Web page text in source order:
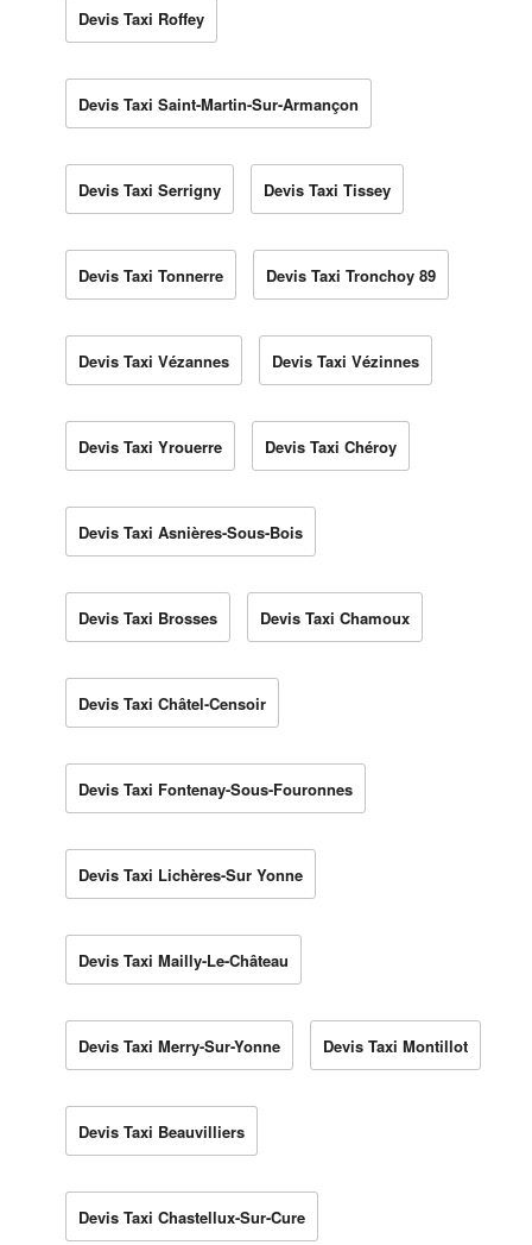
Devis Taxi Roffey
Devis Taxi Saint-Martin-Sur-Armançon
Devis Taxi Serrigny Devis Taxi Tissey
Devis Taxi Tonnerre Devis Taxi Tronchoy 89
Devis Taxi Vézannes Devis Taxi Vézinnes
Devis Taxi Yrouerre Devis Taxi Chéroy
Devis Taxi Asnières-Sous-Bois
Devis Taxi Brosses Devis Taxi Chamoux
Devis Taxi Châtel-Censoir
Devis Taxi Fontenay-Sous-Fouronnes
Devis Taxi Lichères-Sur Yonne
Devis Taxi Mailly-Le-Château
Devis Taxi Merry-Sur-Yonne Devis Taxi Montillot
Devis Taxi Beauvilliers
Devis Taxi Chastellux-Sur-Cure